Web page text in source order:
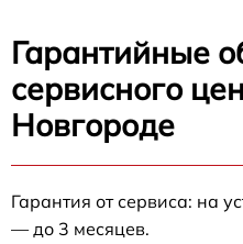
Гарантийные
сервисного
Новгороде
Гарантия от сервиса: на
— до 3 месяцев.